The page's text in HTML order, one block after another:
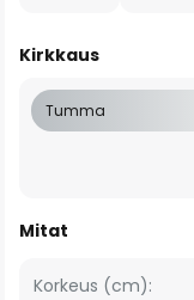
Kirkkaus
Tumma
Mitat
Korkeus (cm):